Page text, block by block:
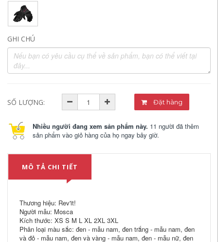
GHI CHÚ
SỐ LƯỢNG: Đặt hàng
Nhiều người đang xem sản phẩm này. 11 người đã thêm
sản phẩm vào giỏ hàng của họ ngay bây giờ.
MÔ TẢ CHI TIẾT
Thương hiệu: Rev'it!
Người mẫu: Mosca
Kích thước: XS S M L XL 2XL 3XL
Phân loại màu sắc: đen - mẫu nam, đen trắng - mẫu nam, đen
và đỏ - mẫu nam, đen và vàng - mẫu nam, đen - mẫu nữ, đen